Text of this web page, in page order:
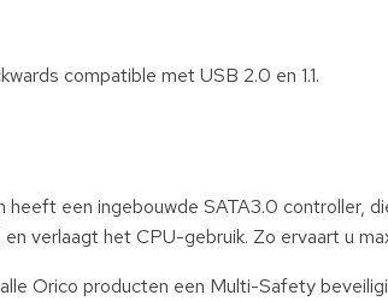
compatible met USB 2.0 en 1.1.
heeft een ingebouwde SATA3.0 controller,
verlaagt het CPU-gebruik. Zo ervaart u
Orico producten een Multi-Safety